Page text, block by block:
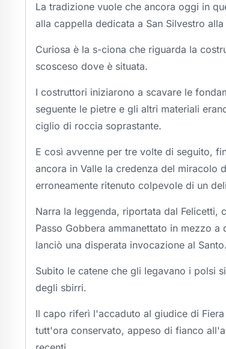
La tradizione vuole che ancora oggi in
alla cappella dedicata a San Silvestro
Curiosa è la s-ciona che riguarda la
scosceso dove è situata.
I costruttori iniziarono a scavare le
seguente le pietre e gli altri materiali
ciglio di roccia soprastante.
E così avvenne per tre volte di seguito,
ancora in Valle la credenza del miracolo
erroneamente ritenuto colpevole di un
Narra la leggenda, riportata dal Felicetti,
Passo Gobbera ammanettato in mezzo
lanciò una disperata invocazione al Santo.
Subito le catene che gli legavano i polsi
degli sbirri.
Il capo riferì l'accaduto al giudice di
tutt'ora conservato, appeso di fianco